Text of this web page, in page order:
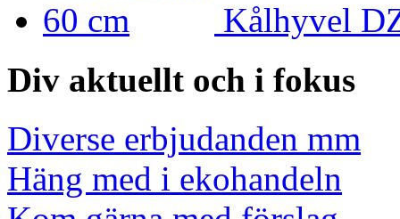
Kålhyvel
Div aktuellt och i fokus
Diverse erbjudanden mm
Häng med i ekohandeln